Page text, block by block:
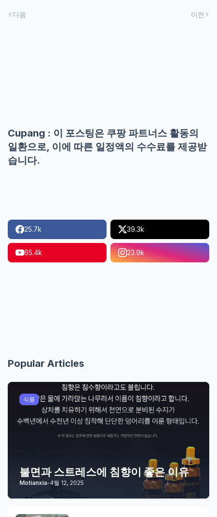
다음 이전
Cupang : 이 포스팅은 쿠팡 파트너스 활동의
일환으로, 이에 따른 일정액의 수수료를 제공받
습니다.
25.7k 39.3k
65.4k 23.9k
Popular Articles
식품
불면과 스트레스에 침향이 좋은 이유
Motianxia-4월 12, 2025